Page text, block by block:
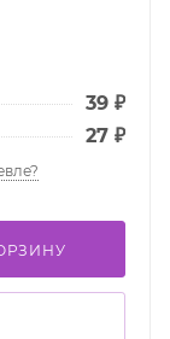
39 ₽
27 ₽